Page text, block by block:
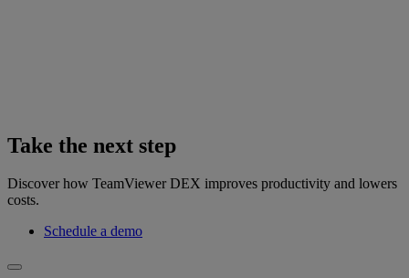
Take the next step
Discover how TeamViewer DEX improves productivity and lowers
costs.
Schedule a demo